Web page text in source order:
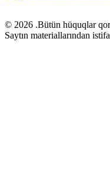
© 2026 .Bütün hüquqlar
Saytın materiallarından